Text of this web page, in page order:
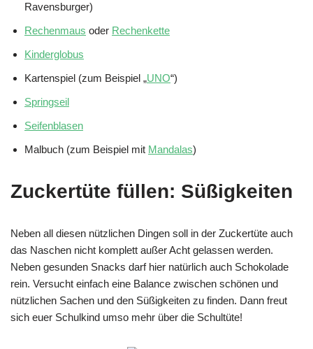
Ravensburger)
Rechenmaus oder Rechenkette
Kinderglobus
Kartenspiel (zum Beispiel „UNO“)
Springseil
Seifenblasen
Malbuch (zum Beispiel mit Mandalas)
Zuckertüte füllen: Süßigkeiten
Neben all diesen nützlichen Dingen soll in der Zuckertüte auch
das Naschen nicht komplett außer Acht gelassen werden.
Neben gesunden Snacks darf hier natürlich auch Schokolade
rein. Versucht einfach eine Balance zwischen schönen und
nützlichen Sachen und den Süßigkeiten zu finden. Dann freut
sich euer Schulkind umso mehr über die Schultüte!